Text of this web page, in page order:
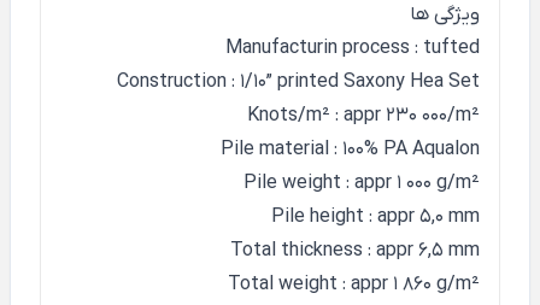
ویژگی ها
Manufacturin process : tufted
Construction : 1/10” printed Saxony Hea Set
Knots/m² : appr 230 000/m²
Pile material : 100% PA Aqualon
Pile weight : appr 1 000 g/m²
Pile height : appr 5,0 mm
Total thickness : appr 6,5 mm
Total weight : appr 1 860 g/m²